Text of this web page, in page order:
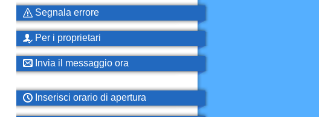
Segnala errore
Per i proprietari
Invia il messaggio ora
Inserisci orario di apertura